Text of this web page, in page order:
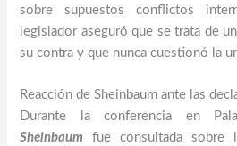
sobre supuestos conflictos
legislador aseguró que se trata de
su contra y que nunca cuestionó la
Reacción de Sheinbaum ante las
Durante la conferencia en
Sheinbaum fue consultada sobre